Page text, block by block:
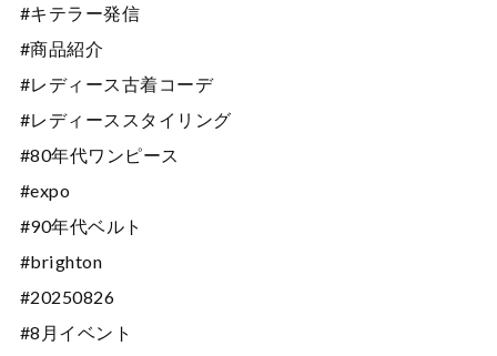
#キテラー発信
#商品紹介
#レディース古着コーデ
#レディーススタイリング
#80年代ワンピース
#expo
#90年代ベルト
#brighton
#20250826
#8月イベント